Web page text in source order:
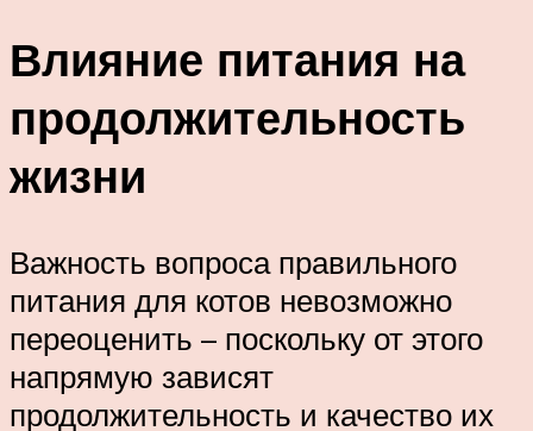
Влияние питания на
продолжительность
жизни
Важность вопроса правильного
питания для котов невозможно
переоценить – поскольку от этого
напрямую зависят
продолжительность и качество их